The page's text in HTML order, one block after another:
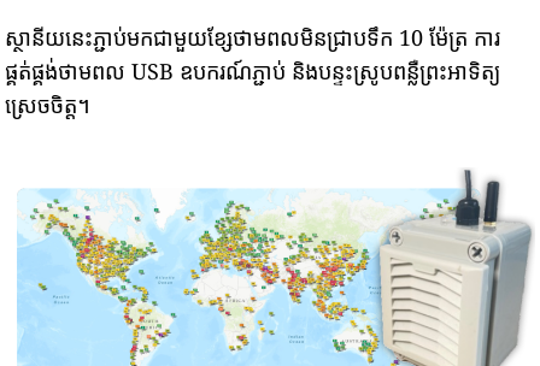
ស្ថានីយនេះភ្ជាប់មកជាមួយខ្សែថាមពលមិនជ្រាបទឹក 10 ម៉ែត្រ ការ
ផ្គត់ផ្គង់ថាមពល USB ឧបករណ៍ភ្ជាប់ និងបន្ទះស្រូបពន្លឺព្រះអាទិត្យ
ស្រេចចិត្ត។